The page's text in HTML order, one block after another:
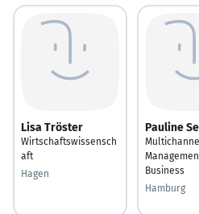
Lisa Tröster
Wirtschaftswissensch
aft
Hagen
Pauline
Business
Hamburg